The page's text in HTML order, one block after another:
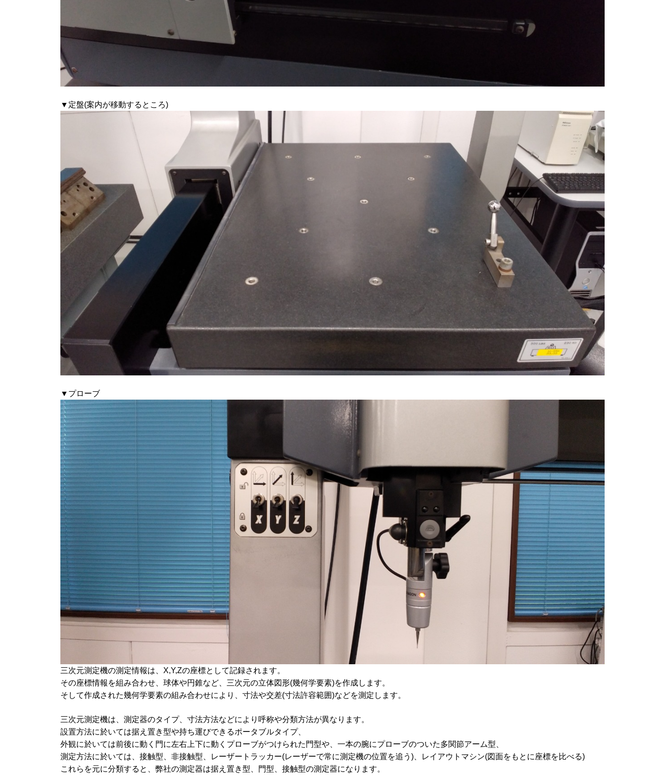
▼定盤(案内が移動するところ)
▼プローブ
三次元測定機の測定情報は、X,Y,Zの座標として記録されます。
その座標情報を組み合わせ、球体や円錐など、三次元の立体図形(幾何学要素)を作成します。
そして作成された幾何学要素の組み合わせにより、寸法や交差(寸法許容範囲)などを測定します。
三次元測定機は、測定器のタイプ、寸法方法などにより呼称や分類方法が異なります。
設置方法に於いては据え置き型や持ち運びできるポータブルタイプ、
外観に於いては前後に動く門に左右上下に動くプローブがつけられた門型や、一本の腕にプローブのついた多関節アーム型、
測定方法に於いては、接触型、非接触型、レーザートラッカー(レーザーで常に測定機の位置を追う)、レイアウトマシン(図面をもとに座標を比べる)
これらを元に分類すると、弊社の測定器は据え置き型、門型、接触型の測定器になります。